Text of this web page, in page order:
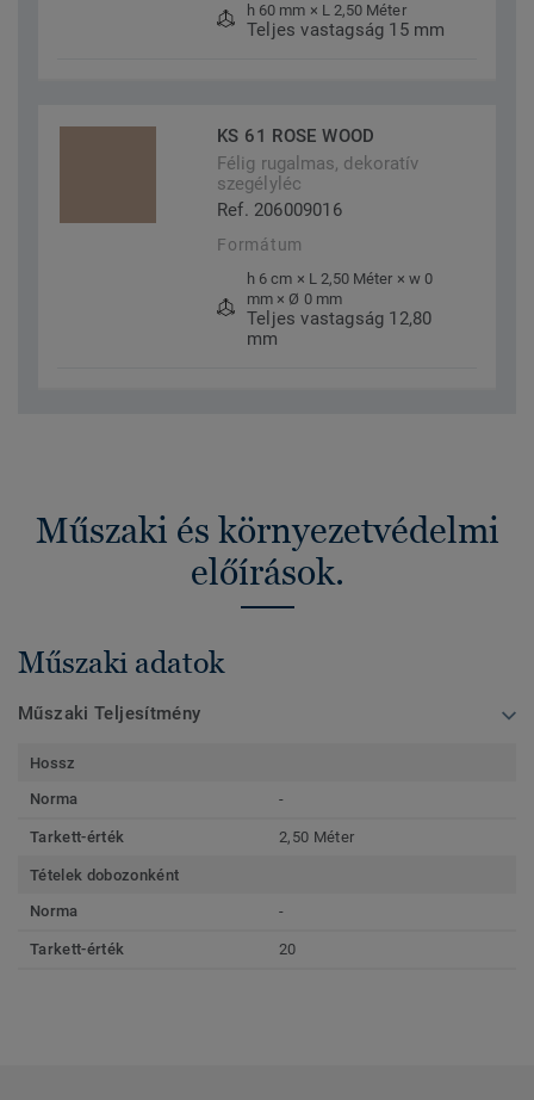
h 60 mm × L 2,50 Méter
Teljes vastagság 15 mm
KS 61 ROSE WOOD
Félig rugalmas, dekoratív
szegélyléc
Ref. 206009016
Formátum
h 6 cm × L 2,50 Méter × w 0
mm × Ø 0 mm
Teljes vastagság 12,80
mm
Műszaki és környezetvédelmi
előírások.
Műszaki adatok
Műszaki Teljesítmény
Hossz
Norma
-
Tarkett-érték 2,50 Méter
Tételek dobozonként
Norma
-
Tarkett-érték 20